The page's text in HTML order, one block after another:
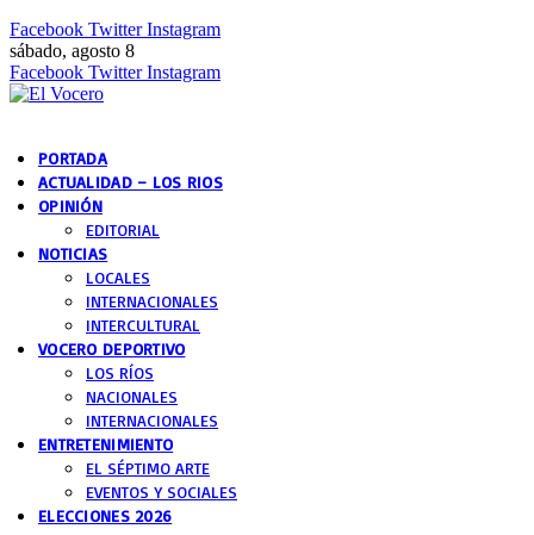
Facebook Twitter Instagram
sábado, agosto 8
Facebook Twitter Instagram
PORTADA
ACTUALIDAD – LOS RIOS
OPINIÓN
EDITORIAL
NOTICIAS
LOCALES
INTERNACIONALES
INTERCULTURAL
VOCERO DEPORTIVO
LOS RÍOS
NACIONALES
INTERNACIONALES
ENTRETENIMIENTO
EL SÉPTIMO ARTE
EVENTOS Y SOCIALES
ELECCIONES 2026